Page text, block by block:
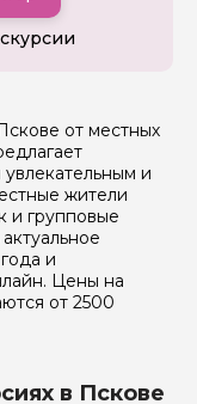
от местных
и
жители
и групповые
и
Цены на
от 2500
в Пскове
персональных